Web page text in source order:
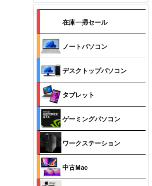
在庫一掃セール
ノートパソコン
デスクトップパソコン
タブレット
ゲーミングパソコン
ワークステーション
中古Mac